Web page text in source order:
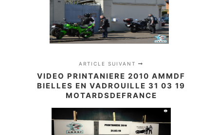
ARTICLE SUIVANT
VIDEO PRINTANIERE 2010 AMMDF
BIELLES EN VADROUILLE 31 03 19
MOTARDSDEFRANCE